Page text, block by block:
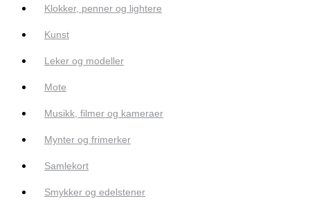
Klokker, penner og lightere
Kunst
Leker og modeller
Mote
Musikk, filmer og kameraer
Mynter og frimerker
Samlekort
Smykker og edelstener